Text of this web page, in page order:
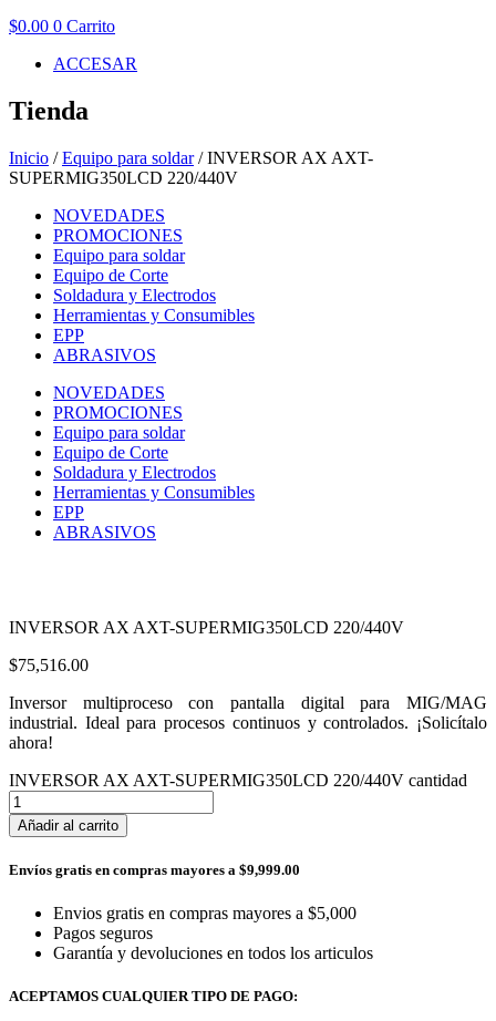
$0.00 0 Carrito
ACCESAR
Tienda
Inicio /Equipo para soldar/ INVERSOR AX AXT-
SUPERMIG350LCD 220/440V
NOVEDADES
PROMOCIONES
Equipo para soldar
Equipo de Corte
Soldadura y Electrodos
Herramientas y Consumibles
EPP
ABRASIVOS
NOVEDADES
PROMOCIONES
Equipo para soldar
Equipo de Corte
Soldadura y Electrodos
Herramientas y Consumibles
EPP
ABRASIVOS
INVERSOR AX AXT-SUPERMIG350LCD 220/440V
$75,516.00
Inversor multiproceso con pantalla digital para MIG/MAG
industrial. Ideal para procesos continuos y controlados. ¡Solicítalo
ahora!
INVERSOR AX AXT-SUPERMIG350LCD 220/440V cantidad
Añadir al carrito
Envíos gratis en compras mayores a $9,999.00
Envios gratis en compras mayores a $5,000
Pagos seguros
Garantía y devoluciones en todos los articulos
ACEPTAMOS CUALQUIER TIPO DE PAGO: